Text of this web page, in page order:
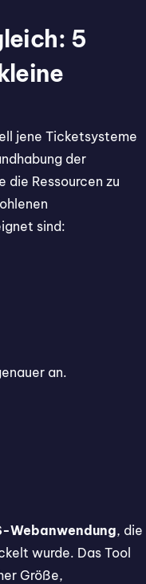
5
jene Ticketsysteme
der
die Ressourcen zu
sind:
an.
Webanwendung, die
wurde. Das Tool
Größe,